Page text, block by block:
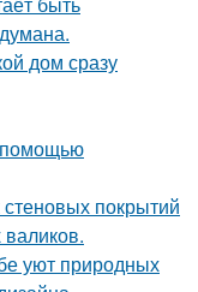
дом сразу
покрытий
уют природных